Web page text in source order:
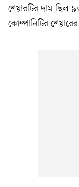
শেয়ারটির দাম
কোম্পানিটির